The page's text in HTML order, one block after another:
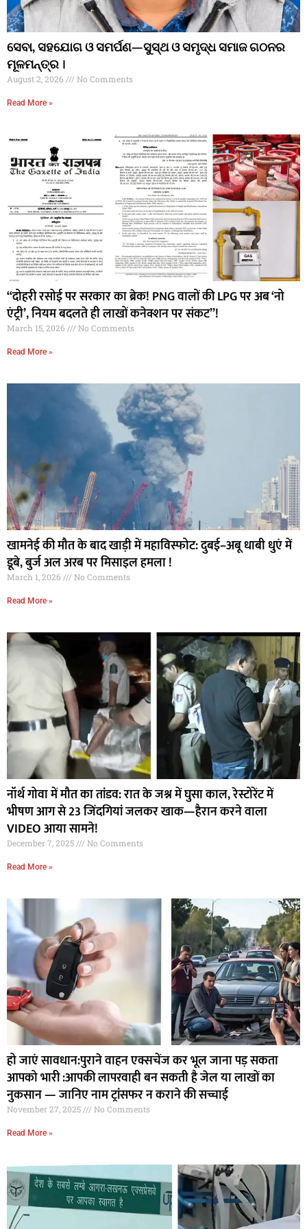
ସେବା, ସହଯୋଗ ଓ ସମର୍ପଣ—ସୁସ୍ଥ ଓ ସମୃଦ୍ଧ ସମାଜ ଗଠନର
ମୂଳମନ୍ତ୍ର ।
August 2, 2026 No Comments
Read More »
“दोहरी रसोई पर सरकार का ब्रेक! PNG वालों की LPG पर अब ‘नो
एंट्री’, नियम बदलते ही लाखों कनेक्शन पर संकट”!
March 15, 2026 No Comments
Read More »
खामनेई की मौत के बाद खाड़ी में महाविस्फोट: दुबई–अबू धाबी धुएं में
डूबे, बुर्ज अल अरब पर मिसाइल हमला !
March 1, 2026 No Comments
Read More »
नॉर्थ गोवा में मौत का तांडव: रात के जश्न में घुसा काल, रेस्टोरेंट में
भीषण आग से 23 जिंदगियां जलकर खाक—हैरान करने वाला
VIDEO आया सामने!
December 7, 2025 No Comments
Read More »
हो जाएं सावधान:पुराने वाहन एक्सचेंज कर भूल जाना पड़ सकता
आपको भारी :आपकी लापरवाही बन सकती है जेल या लाखों का
नुकसान — जानिए नाम ट्रांसफर न कराने की सच्चाई
November 27, 2025 No Comments
Read More »